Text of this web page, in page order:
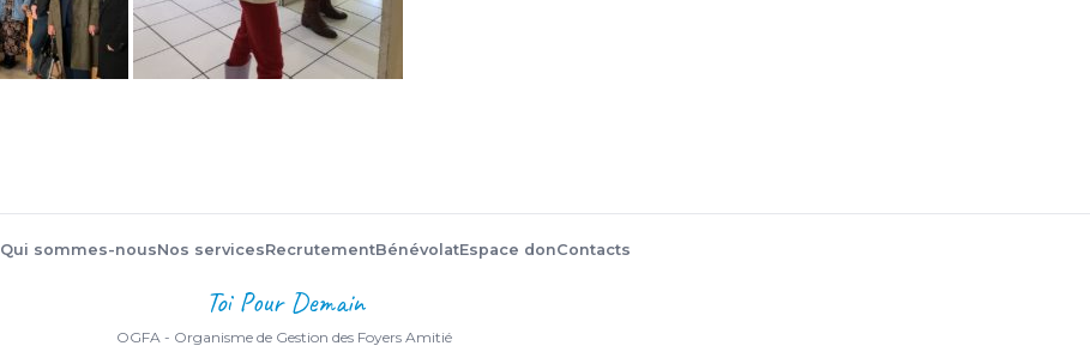
Qui sommes-nousNos servicesRecrutementBénévolatEspace donContacts
Toi Pour Demain
OGFA - Organisme de Gestion des Foyers Amitié